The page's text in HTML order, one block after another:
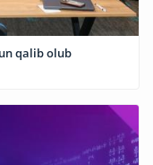
qalib olub